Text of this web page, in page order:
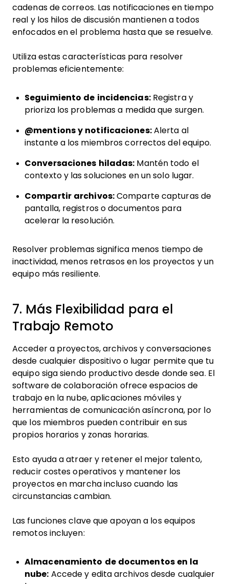
cadenas de correos. Las notificaciones en tiempo
real y los hilos de discusión mantienen a todos
enfocados en el problema hasta que se resuelve.
Utiliza estas características para resolver
problemas eficientemente:
Seguimiento de incidencias:Registra y
prioriza los problemas a medida que surgen.
@mentions y notificaciones:Alerta al
instante a los miembros correctos del equipo.
Conversaciones hiladas: Mantén todo el
contexto y las soluciones en un solo lugar.
Compartir archivos:Comparte capturas de
pantalla, registros o documentos para
acelerar la resolución.
Resolver problemas significa menos tiempo de
inactividad, menos retrasos en los proyectos y un
equipo más resiliente.
7. Más Flexibilidad para el
Trabajo Remoto
Acceder a proyectos, archivos y conversaciones
desde cualquier dispositivo o lugar permite que tu
equipo siga siendo productivo desde donde sea. El
software de colaboración ofrece espacios de
trabajo en la nube, aplicaciones móviles y
herramientas de comunicación asíncrona, por lo
que los miembros pueden contribuir en sus
propios horarios y zonas horarias.
Esto ayuda a atraer y retener el mejor talento,
reducir costes operativos y mantener los
proyectos en marcha incluso cuando las
circunstancias cambian.
Las funciones clave que apoyan a los equipos
remotos incluyen:
Almacenamiento de documentos en la
nube: Accede y edita archivos desde cualquier